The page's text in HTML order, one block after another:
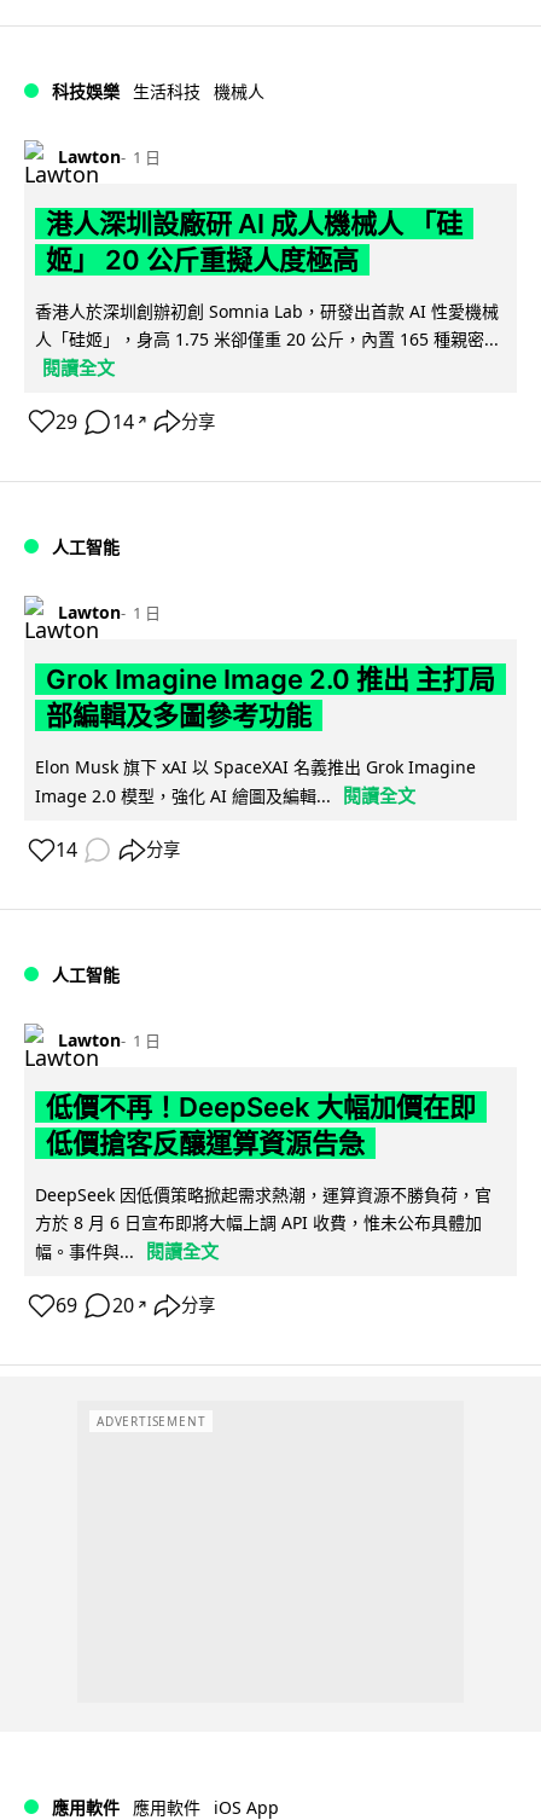
科技娛樂 生活科技 機械人
Lawton 1 日
港人深圳設廠研 AI 成人機械人 「硅
姬」 20 公斤重擬人度極高
香港人於深圳創辦初創 Somnia Lab，研發出首款 AI 性愛機械
人「硅姬」，身高 1.75 米卻僅重 20 公斤，內置 165 種親密...
閱讀全文
29 14 ↗ 分享
人工智能
Lawton 1 日
Grok Imagine Image 2.0 推出 主打局
部編輯及多圖參考功能
Elon Musk 旗下 xAI 以 SpaceXAI 名義推出 Grok Imagine
Image 2.0 模型，強化 AI 繪圖及編輯...
閱讀全文
14 分享
人工智能
Lawton 1 日
低價不再！DeepSeek 大幅加價在即
低價搶客反釀運算資源告急
DeepSeek 因低價策略掀起需求熱潮，運算資源不勝負荷，官
方於 8 月 6 日宣布即將大幅上調 API 收費，惟未公布具體加
幅。事件與...
閱讀全文
69 20 ↗ 分享
ADVERTISEMENT
應用軟件 應用軟件 iOS App